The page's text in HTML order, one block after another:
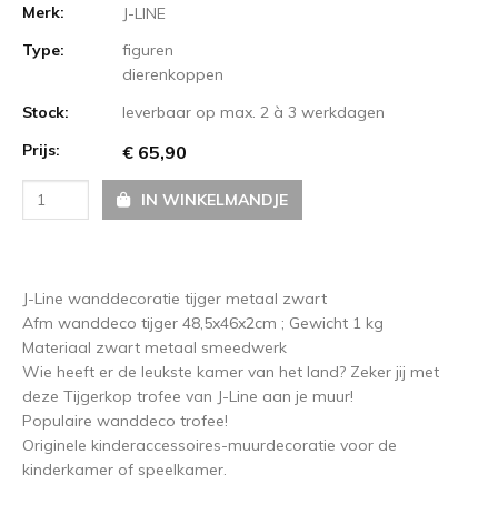
Merk:
J-LINE
Type:
figuren
dierenkoppen
Stock:
leverbaar op max. 2 à 3 werkdagen
Prijs:
€ 65,90
IN WINKELMANDJE
J-Line wanddecoratie tijger metaal zwart
Afm wanddeco tijger 48,5x46x2cm ; Gewicht 1 kg
Materiaal zwart metaal smeedwerk
Wie heeft er de leukste kamer van het land? Zeker jij met
deze Tijgerkop trofee van J-Line aan je muur!
Populaire wanddeco trofee!
Originele kinderaccessoires-muurdecoratie voor de
kinderkamer of speelkamer.